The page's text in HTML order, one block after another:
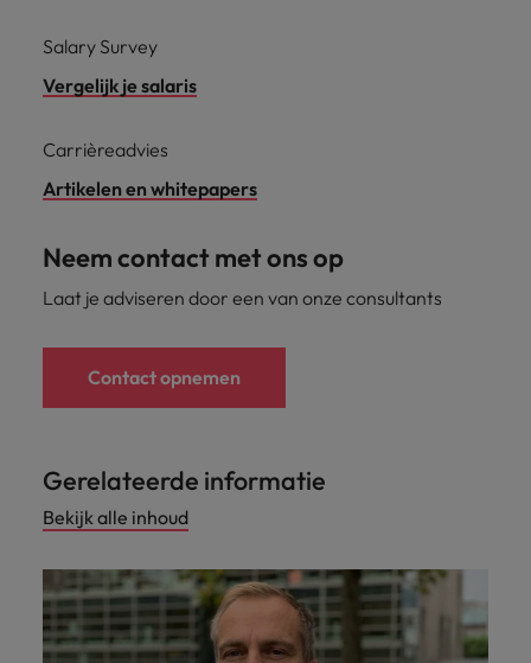
Salary Survey
Vergelijk je salaris
Carrièreadvies
Artikelen en whitepapers
Neem contact met ons op
Laat je adviseren door een van onze consultants
Contact opnemen
Gerelateerde informatie
Bekijk alle inhoud